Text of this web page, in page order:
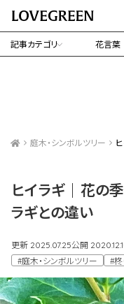
記事カテゴリ 花言葉
庭木・シンボルツリー
ヒイラギ｜花の
ラギとの違い
更新 2025.07.25公開
#庭木・シンボルツリー
#柊